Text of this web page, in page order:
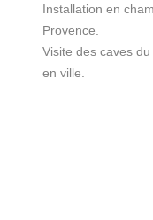
Installation en
Provence.
Visite des caves
en ville.